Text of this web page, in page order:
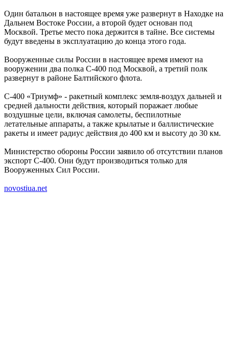
Один батальон в настоящее время уже развернут в Находке на
Дальнем Востоке России, а второй будет основан под
Москвой. Третье место пока держится в тайне. Все системы
будут введены в эксплуатацию до конца этого года.
Вооруженные силы России в настоящее время имеют на
вооружении два полка С-400 под Москвой, а третий полк
развернут в районе Балтийского флота.
С-400 «Триумф» - ракетный комплекс земля-воздух дальней и
средней дальности действия, который поражает любые
воздушные цели, включая самолеты, беспилотные
летательные аппараты, а также крылатые и баллистические
ракеты и имеет радиус действия до 400 км и высоту до 30 км.
Министерство обороны России заявило об отсутствии планов
экспорт С-400. Они будут производиться только для
Вооруженных Сил России.
novostiua.net